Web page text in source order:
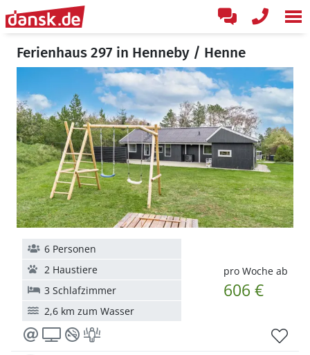
Ferienhaus 297 in Henneby / Henne
pro Woche ab
606 €
6 Personen
2 Haustiere
3 Schlafzimmer
2,6 km zum Wasser